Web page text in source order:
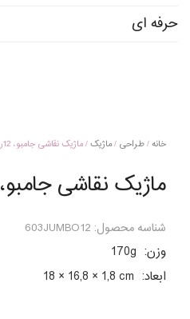
خانه/طراحی /ماژیک/ ماژیک نقاشی جامبو، 12رنگ
ماژیک نقاشی جامبو، 12رنگ
شناسه محصول: 603JUMBO12
وزن: 170g
ابعاد: 18 × 16,8 × 1,8 cm
حرفه ای